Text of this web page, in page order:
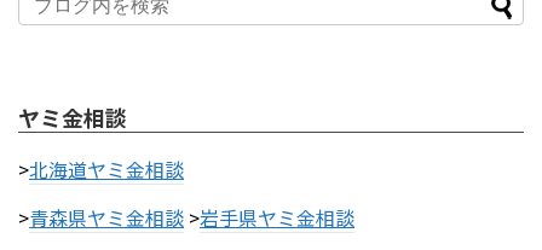
ヤミ金相談
>北海道ヤミ金相談
>青森県ヤミ金相談 >岩手県ヤミ金相談